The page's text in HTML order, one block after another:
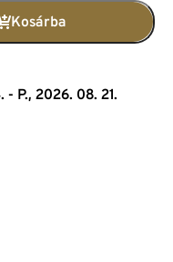
Kosárba
- P., 2026. 08. 21.